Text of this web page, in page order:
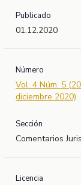
Publicado
01.12.2020
Número
Vol. 4 Núm. 5
diciembre 2020)
Sección
Comentarios
Licencia